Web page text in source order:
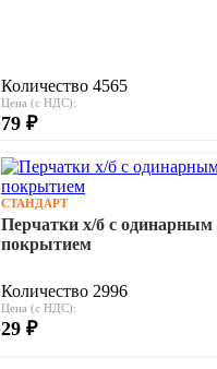
Количество 4565
Цена (с НДС):
79 ₽
СТАНДАРТ
Перчатки х/б с
покрытием
Количество 2996
Цена (с НДС):
29 ₽